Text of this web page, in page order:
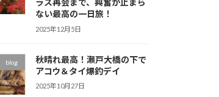
ラス再会まで、興奮が止まら
ない最高の一日旅！
2025年12月5日
blog
秋晴れ最高！瀬戸大橋の下で
アコウ＆タイ爆釣デイ
2025年10月27日